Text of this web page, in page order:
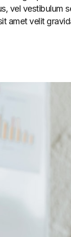
vel vestibulum
amet velit